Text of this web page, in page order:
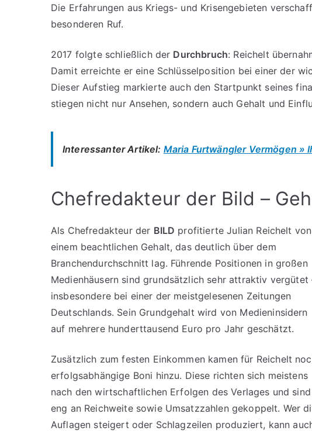
Die Erfahrungen aus Kriegs- und Krisengebieten
besonderen Ruf.
2017 folgte schließlich der Durchbruch: Reichelt
Damit erreichte er eine Schlüsselposition bei einer der
Dieser Aufstieg markierte auch den Startpunkt seines
stiegen nicht nur Ansehen, sondern auch Gehalt und
Interessanter Artikel: Maria Furtwängler Vermögen »
Chefredakteur der Bild –
Als Chefredakteur der BILD profitierte Julian Reichelt von
einem beachtlichen Gehalt, das deutlich über dem
Branchendurchschnitt lag. Führende Positionen in großen
Medienhäusern sind grundsätzlich sehr attraktiv vergütet
insbesondere bei einer der meistgelesenen Zeitungen
Deutschlands. Sein Grundgehalt wird von Medieninsidern
auf mehrere hunderttausend Euro pro Jahr geschätzt.
Zusätzlich zum festen Einkommen kamen für Reichelt
erfolgsabhängige Boni hinzu. Diese richten sich meistens
nach den wirtschaftlichen Erfolgen des Verlages und sind
eng an Reichweite sowie Umsatzzahlen gekoppelt. Wer
Auflagen steigert oder Schlagzeilen produziert, kann